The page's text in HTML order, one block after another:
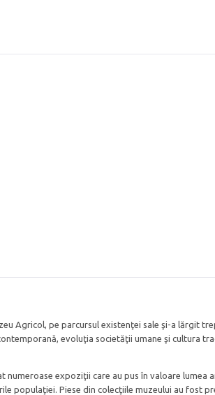
Agricol, pe parcursul existenţei sale şi-a lărgit
evoluţia societăţii umane şi cultura
expoziţii care au pus în valoare lumea
populaţiei. Piese din colecţiile muzeului au fost